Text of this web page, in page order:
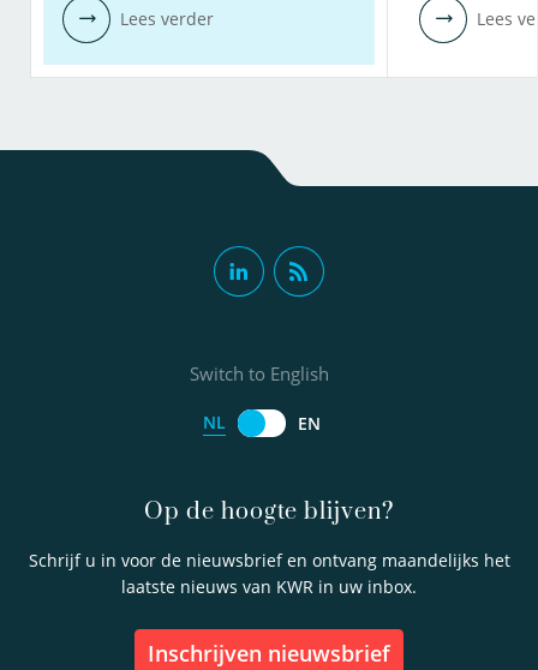
Lees verder Lees
Op de hoogte blijven?
Schrijf u in voor de nieuwsbrief en ontvang maandelijks het
laatste nieuws van KWR in uw inbox.
inschrijven nieuwsbrief
Switch to English
NL EN